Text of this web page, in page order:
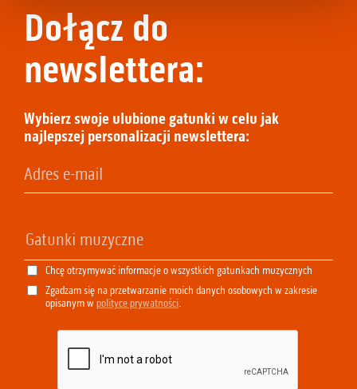
Dołącz do
newslettera:
Wybierz swoje ulubione gatunki w celu jak
najlepszej personalizacji newslettera:
Chcę otrzymywać informacje o wszystkich gatunkach muzycznych
Zgadzam się na przetwarzanie moich danych osobowych w zakresie
opisanym w polityce prywatności.